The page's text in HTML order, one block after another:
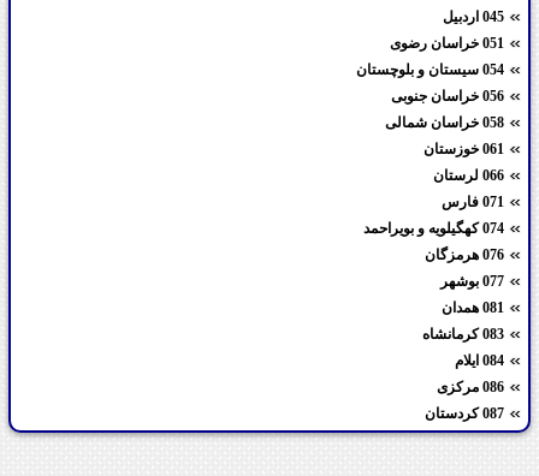
045 اردبیل
051 خراسان رضوی
054 سیستان و بلوچستان
056 خراسان جنوبی
058 خراسان شمالی
061 خوزستان
066 لرستان
071 فارس
074 کهگیلویه و بویراحمد
076 هرمزگان
077 بوشهر
081 همدان
083 کرمانشاه
084 ایلام
086 مرکزی
087 کردستان